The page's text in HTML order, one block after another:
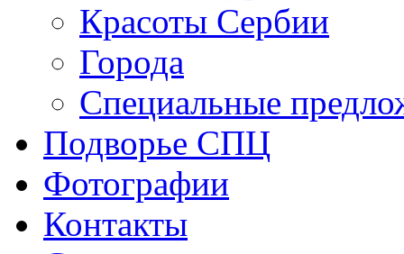
Красоты Сербии
Города
Специальные
Подворье СПЦ
Фотографии
Контакты